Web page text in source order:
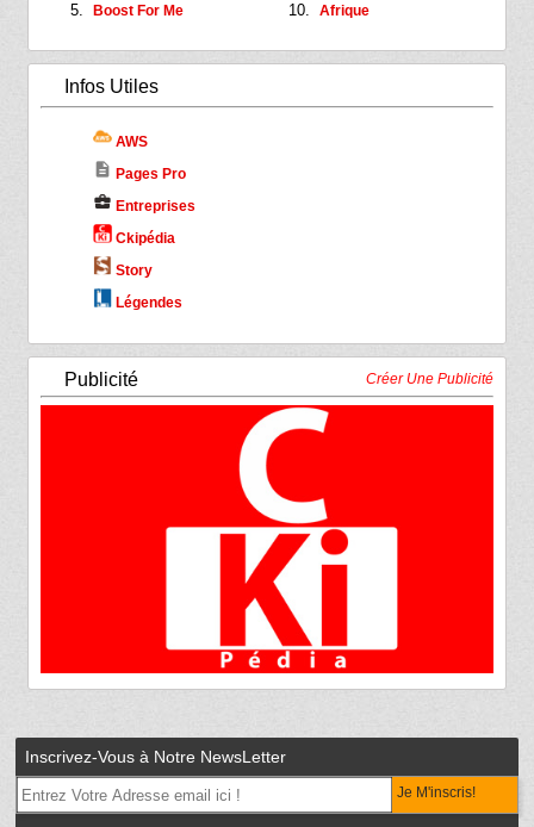
Boost For Me
Afrique
Infos Utiles
AWS
description Pages Pro
business_center Entreprises
Ckipédia
Story
Légendes
Publicité Créer Une Publicité
Inscrivez-Vous à Notre NewsLetter
Je M'inscris!